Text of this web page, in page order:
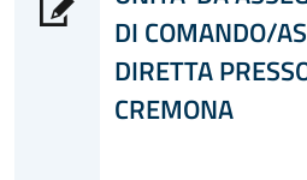
DI COMANDO/
DIRETTA
CREMONA